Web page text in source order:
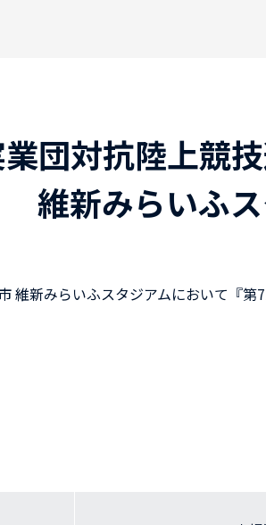
団対抗陸上競
維新みらいふス
維新みらいふスタジアムにおいて『